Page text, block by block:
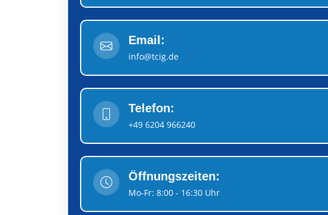
Email:
info@tcig.de
Telefon:
+49 6204 966240
Öffnungszeiten:
Mo-Fr: 8:00 - 16:30 Uhr